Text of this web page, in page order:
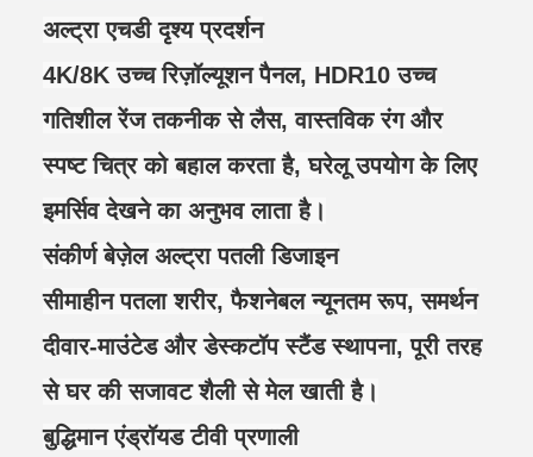
अल्ट्रा एचडी दृश्य प्रदर्शन
4K/8K उच्च रिज़ॉल्यूशन पैनल, HDR10 उच्च
गतिशील रेंज तकनीक से लैस, वास्तविक रंग और
स्पष्ट चित्र को बहाल करता है, घरेलू उपयोग के लिए
इमर्सिव देखने का अनुभव लाता है।
संकीर्ण बेज़ेल अल्ट्रा पतली डिजाइन
सीमाहीन पतला शरीर, फैशनेबल न्यूनतम रूप, समर्थन
दीवार-माउंटेड और डेस्कटॉप स्टैंड स्थापना, पूरी तरह
से घर की सजावट शैली से मेल खाती है।
बुद्धिमान एंड्रॉयड टीवी प्रणाली